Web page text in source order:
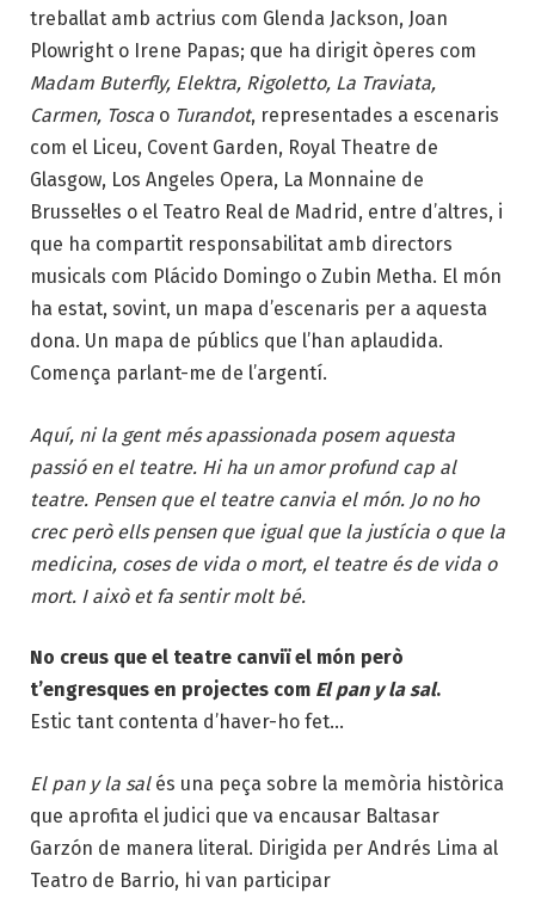
treballat amb actrius com Glenda Jackson, Joan
Plowright o Irene Papas; que ha dirigit òperes com
Madam Buterfly, Elektra, Rigoletto, La Traviata,
Carmen, Tosca o Turandot, representades a escenaris
com el Liceu, Covent Garden, Royal Theatre de
Glasgow, Los Angeles Opera, La Monnaine de
Brussel·les o el Teatro Real de Madrid, entre d’altres, i
que ha compartit responsabilitat amb directors
musicals com Plácido Domingo o Zubin Metha. El món
ha estat, sovint, un mapa d’escenaris per a aquesta
dona. Un mapa de públics que l’han aplaudida.
Comença parlant-me de l’argentí.
Aquí, ni la gent més apassionada posem aquesta
passió en el teatre. Hi ha un amor profund cap al
teatre. Pensen que el teatre canvia el món. Jo no ho
crec però ells pensen que igual que la justícia o que la
medicina, coses de vida o mort, el teatre és de vida o
mort. I això et fa sentir molt bé.
No creus que el teatre canviï el món però
t’engresques en projectes com El pan y la sal.
Estic tant contenta d’haver-ho fet…
El pan y la salés una peça sobre la memòria històrica
que aprofita el judici que va encausar Baltasar
Garzón de manera literal. Dirigida per Andrés Lima al
Teatro de Barrio, hi van participar